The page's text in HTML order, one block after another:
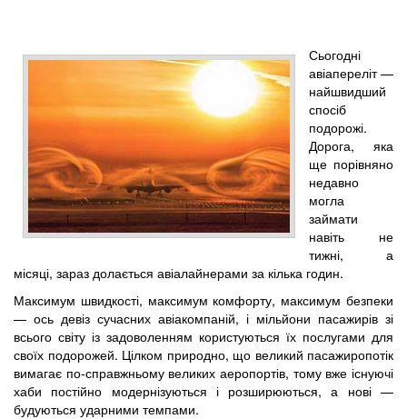
Сьогодні
авіапереліт —
найшвидший
спосіб
подорожі.
Дорога, яка
ще порівняно
недавно
могла
займати
навіть не
тижні, а
місяці, зараз долається авіалайнерами за кілька годин.
Максимум швидкості, максимум комфорту, максимум безпеки
— ось девіз сучасних авіакомпаній, і мільйони пасажирів зі
всього світу із задоволенням користуються їх послугами для
своїх подорожей. Цілком природно, що великий пасажиропотік
вимагає по-справжньому великих аеропортів, тому вже існуючі
хаби постійно модернізуються і розширюються, а нові —
будуються ударними темпами.